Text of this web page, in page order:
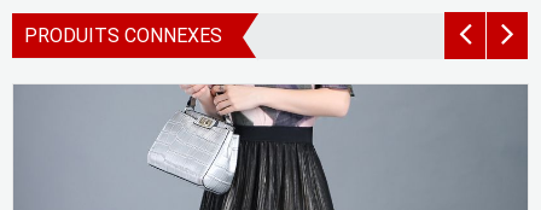
PRODUITS CONNEXES